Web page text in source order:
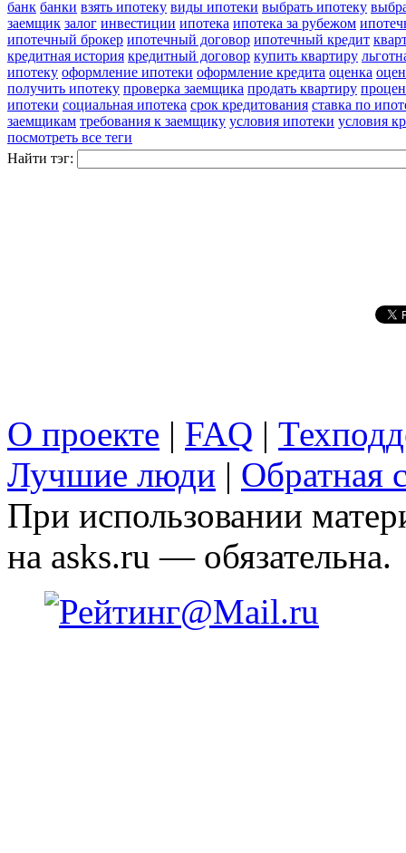
банк банки взять ипотеку виды ипотеки выбрать ипотеку
заемщик залог инвестиции ипотека ипотека за рубежом
ипотечный брокер ипотечный договор ипотечный кредит
кредитная история кредитный договор купить квартиру
ипотеку оформление ипотеки оформление кредита оценка
получить ипотеку проверка заемщика продать квартиру
ипотеки социальная ипотека срок кредитования ставка по
заемщикам требования к заемщику условия ипотеки условия
посмотреть все теги
Найти тэг:
О проекте | FAQ |
Лучшие люди | Обратная
При использовании
на asks.ru — обязательна.